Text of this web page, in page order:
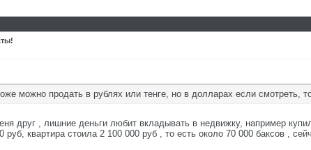
можно продать в рублях или тенге, но в долларах если смотреть,
друг , лишние деньги любит вкладывать в недвижку, например
руб, квартира стоила 2 100 000 руб , то есть около 70 000 баксов ,